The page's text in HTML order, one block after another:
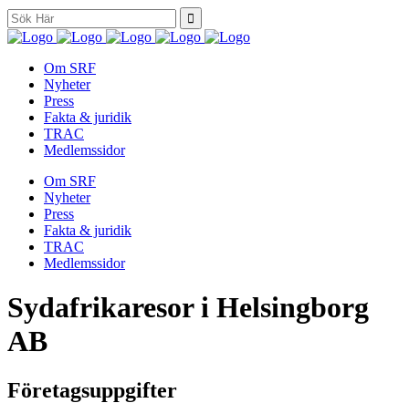
Search
for:
Om SRF
Nyheter
Press
Fakta & juridik
TRAC
Medlemssidor
Om SRF
Nyheter
Press
Fakta & juridik
TRAC
Medlemssidor
Sydafrikaresor i Helsingborg
AB
Företagsuppgifter